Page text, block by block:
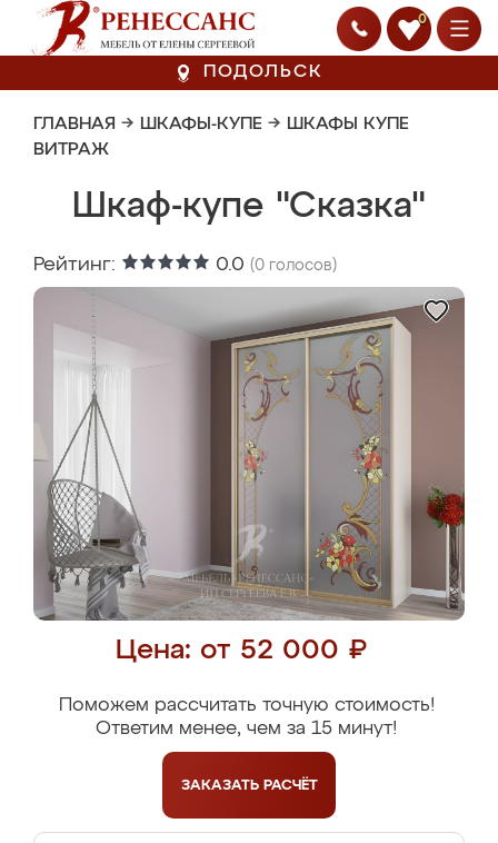
0
ПОДОЛЬСК
ГЛАВНАЯ → ШКАФЫ-КУПЕ → ШКАФЫ КУПЕ
ВИТРАЖ
Шкаф-купе "Сказка"
Рейтинг: 0.0 (0 голосов)
Цена: от 52 000 ₽
Поможем рассчитать точную стоимость!
Ответим менее, чем за 15 минут!
ЗАКАЗАТЬ РАСЧЁТ